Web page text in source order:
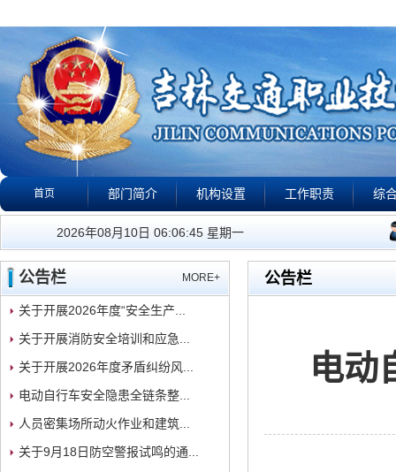
首页 部门简介 机构设置 工作职责 综
公告栏 政策法规 下载专区 视
2026年08月10日 06:06:45 星期一 我们的工作宗旨是：有
公告栏 MORE+
关于开展2026年度“安全生产...
关于开展消防安全培训和应急...
关于开展2026年度矛盾纠纷风...
电动自行车安全隐患全链条整...
人员密集场所动火作业和建筑...
关于9月18日防空警报试鸣的通...
公告栏
电动